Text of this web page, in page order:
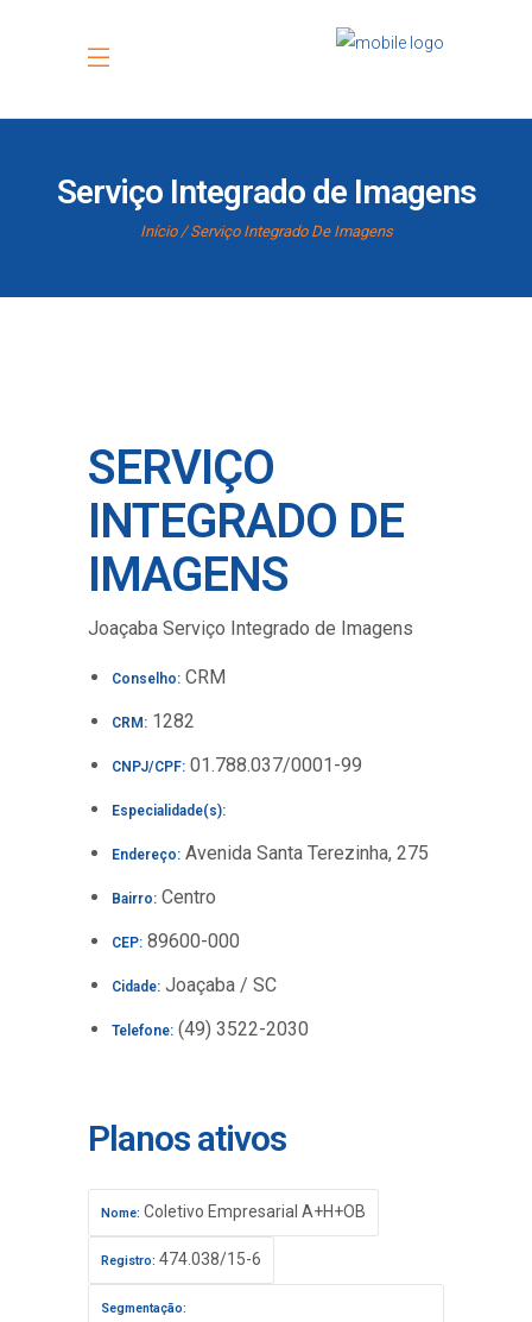
Serviço Integrado de Imagens
Início Serviço Integrado De Imagens
SERVIÇO
INTEGRADO DE
IMAGENS
Joaçaba Serviço Integrado de Imagens
Conselho: CRM
CRM: 1282
CNPJ/CPF: 01.788.037/0001-99
Especialidade(s):
Endereço: Avenida Santa Terezinha, 275
Bairro: Centro
CEP: 89600-000
Cidade: Joaçaba / SC
Telefone: (49) 3522-2030
Planos ativos
Nome: Coletivo Empresarial A+H+OB
Registro: 474.038/15-6
Segmentação: